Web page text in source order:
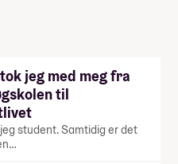
jeg med meg fra
til
student. Samtidig er det